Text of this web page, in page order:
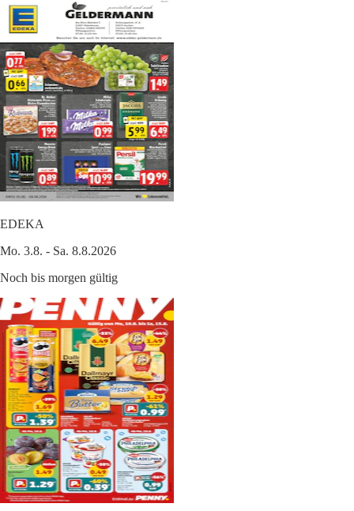
EDEKA
Mo. 3.8. - Sa. 8.8.2026
Noch bis morgen gültig